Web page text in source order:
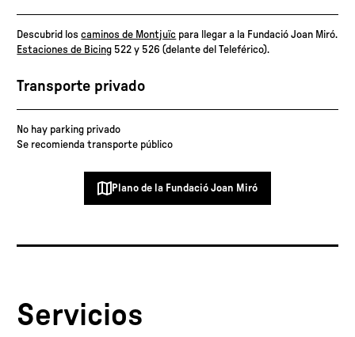
Descubrid loscaminos de Montjuïc para llegar a la Fundació Joan Miró.
Estaciones de Bicing 522 y 526 (delante del Teleférico).
Transporte privado
No hay parking privado
Se recomienda transporte público
Plano de la Fundació Joan Miró
Servicios